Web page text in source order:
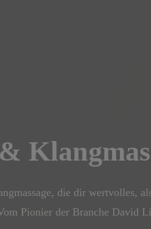
die dir wertvolles,
Pionier der Branche David